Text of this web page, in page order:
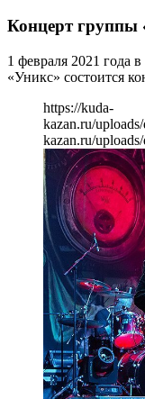
Концерт группы
1 февраля 2021 года
«Уникс» состоится
https://kuda-
kazan.ru/
kazan.ru/